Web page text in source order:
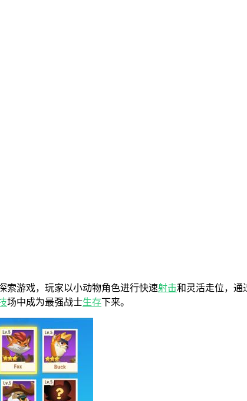
索游戏，玩家以小动物角色进行快速射击和灵活走位，通
场中成为最强战士生存下来。